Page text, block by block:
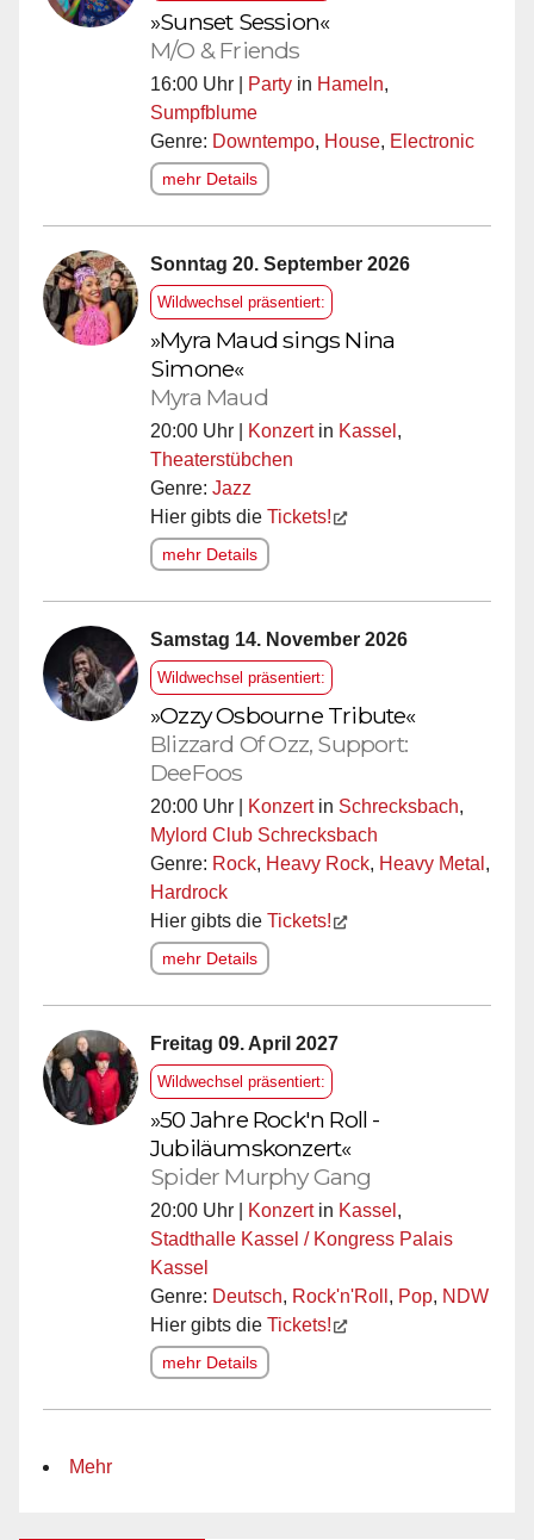
»Sunset Session«
M/O & Friends
16:00 Uhr | Party in Hameln,
Sumpfblume
Genre: Downtempo, House, Electronic
mehr Details
Sonntag 20. September 2026
Wildwechsel präsentiert:
»Myra Maud sings Nina
Simone«
Myra Maud
20:00 Uhr | Konzertin Kassel ,
Theaterstübchen
Genre: Jazz
Hier gibts die Tickets!
mehr Details
Samstag 14. November 2026
Wildwechsel präsentiert:
»Ozzy Osbourne Tribute«
Blizzard Of Ozz, Support:
DeeFoos
20:00 Uhr | Konzertin Schrecksbach,
Mylord Club Schrecksbach
Genre: Rock, Heavy Rock, Heavy Metal ,
Hardrock
Hier gibts die Tickets!
mehr Details
Freitag 09. April 2027
Wildwechsel präsentiert:
»50 Jahre Rock'n Roll -
Jubiläumskonzert«
Spider Murphy Gang
20:00 Uhr | Konzertin Kassel ,
Stadthalle Kassel / Kongress Palais
Kassel
Genre: Deutsch, Rock'n'Roll , Pop, NDW
Hier gibts die Tickets!
mehr Details
Mehr